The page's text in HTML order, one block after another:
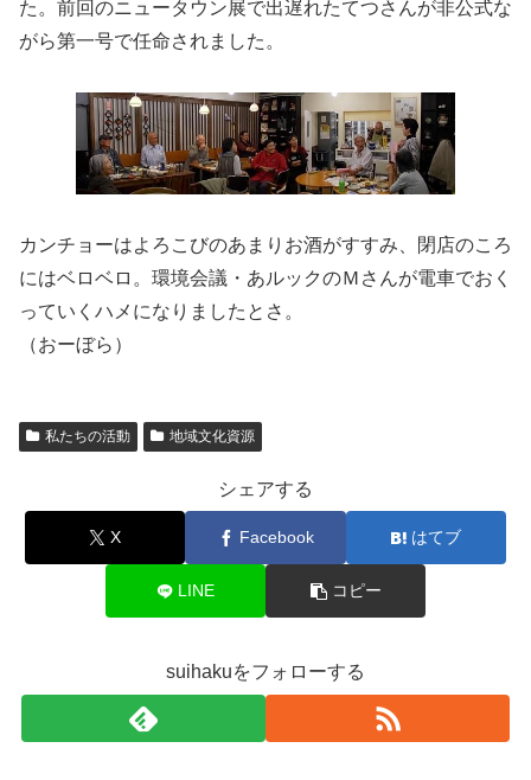
た。前回のニュータウン展で出遅れたてつさんが非公式な
がら第一号で任命されました。
カンチョーはよろこびのあまりお酒がすすみ、閉店のころ
にはベロベロ。環境会議・あルックのＭさんが電車でおく
っていくハメになりましたとさ。
（おーぼら）
私たちの活動 地域文化資源
シェアする
X Facebook はてブ
LINE コピー
suihakuをフォローする